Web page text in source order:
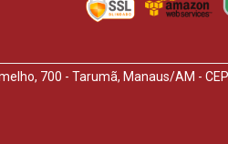
700 - Tarumã, Manaus/AM -